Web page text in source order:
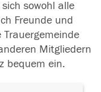
sowohl alle
Freunde und
Mitgliedern
bequem ein.